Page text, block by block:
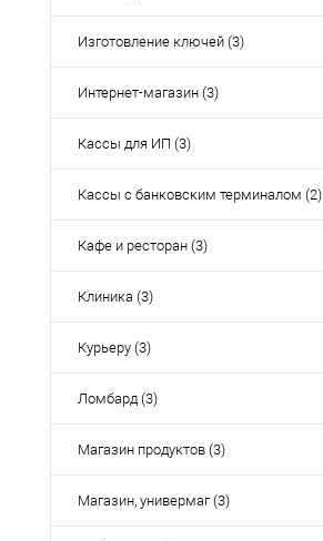
Изготовление ключей (3)
Интернет-магазин (3)
Кассы для ИП (3)
Кассы с банковским терминалом (2)
Кафе и ресторан (3)
Клиника (3)
Курьеру (3)
Ломбард (3)
Магазин продуктов (3)
Магазин, универмаг (3)